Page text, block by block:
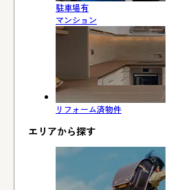
駐車場有
マンション
リフォーム済物件
エリアから探す